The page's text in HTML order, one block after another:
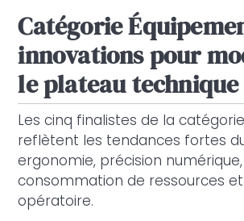
Catégorie
innovations pour
le plateau technique
Les cinq finalistes de la
reflètent les tendances fortes
ergonomie, précision
consommation de ressources
opératoire.